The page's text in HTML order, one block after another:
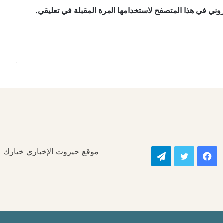
في هذا المتصفح لاستخدامها المرة المقبلة في تعليقي.
فيسبوك تويتر تيلقرام موقع حيروت الإخباري خيارك